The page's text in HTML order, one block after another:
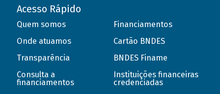
Acesso Rápido
Quem somos
Onde atuamos
Transparência
Consulta a
financiamentos
Financiamentos
Cartão BNDES
BNDES Finame
Instituições financeiras
credenciadas